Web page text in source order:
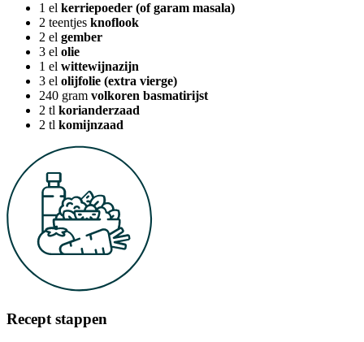
1 el kerriepoeder (of garam masala)
2 teentjes knoflook
2 el gember
3 el olie
1 el wittewijnazijn
3 el olijfolie (extra vierge)
240 gram volkoren basmatirijst
2 tl korianderzaad
2 tl komijnzaad
Recept stappen